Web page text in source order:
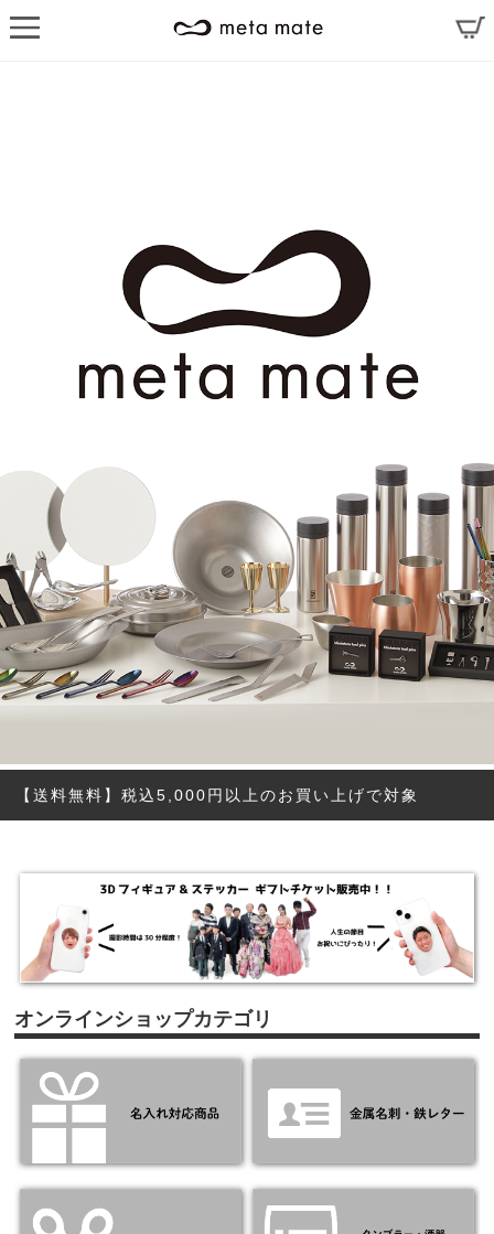
【送料無料】税込5,000円以上のお買い上げで対象
オンラインショップカテゴリ